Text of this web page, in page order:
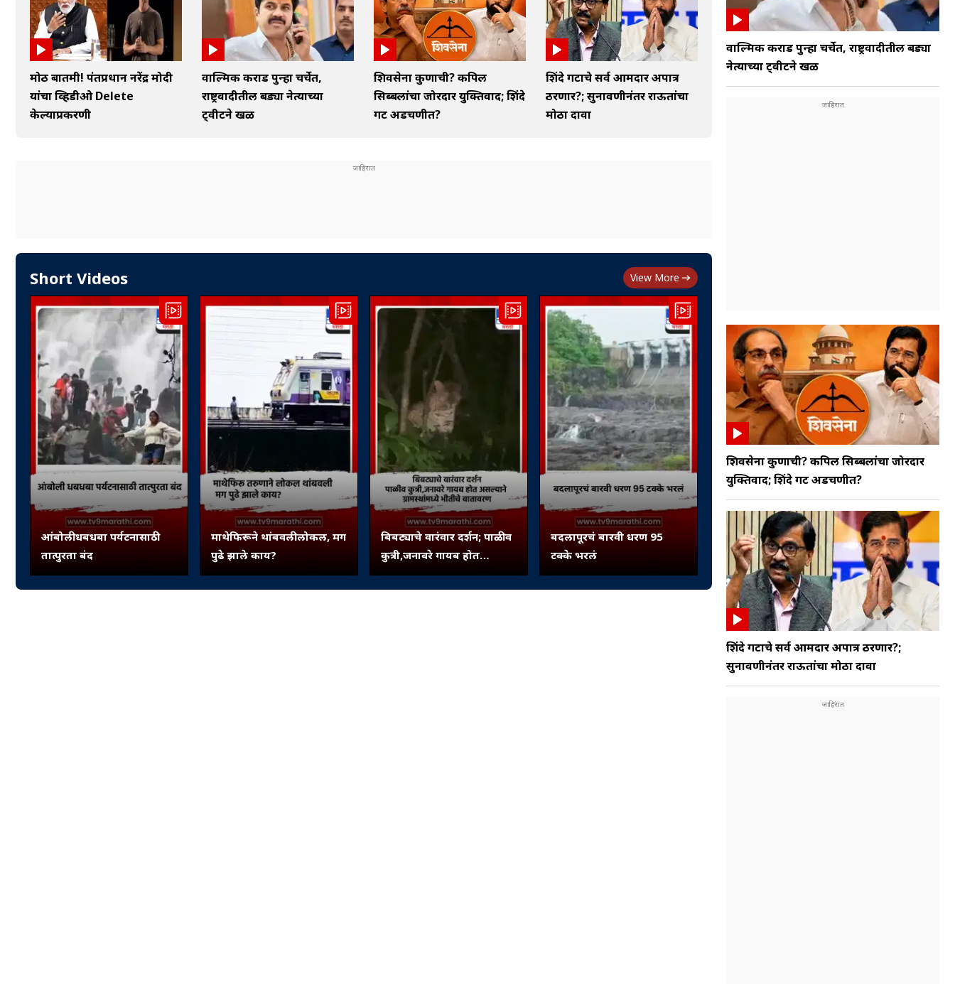
मोठी बातमी! पंतप्रधान नरेंद्र मोदी
यांचा व्हिडीओ Delete
केल्याप्रकरणी
वाल्मिक कराड पुन्हा चर्चेत,
राष्ट्रवादीतील बड्या नेत्याच्या
ट्वीटने खळ
शिवसेना कुणाची? कपिल
सिब्बलांचा जोरदार युक्तिवाद; शिंदे
गट अडचणीत?
शिंदे गटाचे सर्व आमदार अपात्र
ठरणार?; सुनावणीनंतर राऊतांचा
मोठा दावा
Short Videos View More
आंबोली धबधबा पर्यटनासाठी
तात्पुरता बंद
माथेफिरूने थांबवली लोकल, मग
पुढे झाले काय?
बिबट्याचे वारंवार दर्शन; पाळीव
कुत्री,जनावरे गायब होत
असल्याने ग्रामस्थांमध्ये भीतीचे
वातावरण
बदलापूरचं बारवी धरण 95
टक्के भरलं
वाल्मिक कराड पुन्हा चर्चेत, राष्ट्रवादीतील बड्या
नेत्याच्या ट्वीटने खळ
शिवसेना कुणाची? कपिल सिब्बलांचा जोरदार
युक्तिवाद; शिंदे गट अडचणीत?
शिंदे गटाचे सर्व आमदार अपात्र ठरणार?;
सुनावणीनंतर राऊतांचा मोठा दावा